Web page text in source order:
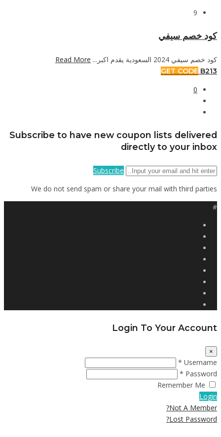
9
كود خصم سيفي
كود خصم سيفي 2024 السعودية يقدم اكبر... Read More
GET CODE B213
0
Subscribe to have new coupon lists delivered
directly to your inbox
Subscribe
We do not send spam or share your mail with third parties
#
Login To Your Account
×
Username *
Password *
Remember Me
Login
Not A Member?
Lost Password?